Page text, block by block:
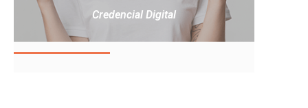
Credencial Digital